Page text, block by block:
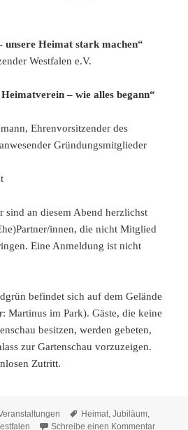
unsere Heimat stark machen“
Westfalen e.V.
– wie alles begann“
Ehrenvorsitzender des
Gründungsmitglieder
sind an diesem Abend herzlichst
innen, die nicht Mitglied
Eine Anmeldung ist nicht
befindet sich auf dem Gelände
Martinus im Park). Gäste, die keine
besitzen, werden gebeten,
zur Gartenschau vorzuzeigen.
Zutritt.
Schlagwörter
Heimat,Jubiläum,
Schreibe einen Kommentarzu